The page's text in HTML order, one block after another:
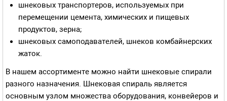
шнековых транспортеров, используемых при
перемещении цемента, химических и пищевых
продуктов, зерна;
шнековых самоподавателей, шнеков комбайнерских
жаток.
В нашем ассортименте можно найти шнековые спирали
разного назначения. Шнековая спираль является
основным узлом множества оборудования, конвейеров и